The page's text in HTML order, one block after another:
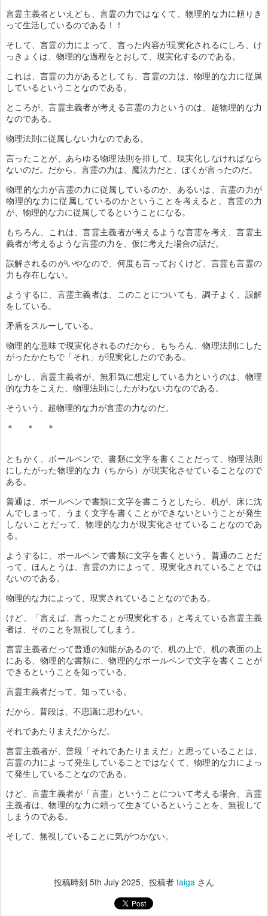
言霊主義者といえども、言霊の力ではなくて、物理的な力に頼りき
って生活しているのである！！
そして、言霊の力によって、言った内容が現実化されるにしろ、け
っきょくは、物理的な過程をとおして、現実化するのである。
これは、言霊の力があるとしても、言霊の力は、物理的な力に従属
しているということなのである。
ところが、言霊主義者が考える言霊の力というのは、超物理的な力
なのである。
物理法則に従属しない力なのである。
言ったことが、あらゆる物理法則を排して、現実化しなければなら
ないのだ。だから、言霊の力は、魔法力だと、ぼくが言ったのだ。
物理的な力が言霊の力に従属しているのか、あるいは、言霊の力が
物理的な力に従属しているのかということを考えると、言霊の力
が、物理的な力に従属してるということになる。
もちろん、これは、言霊主義者が考えるような言霊を考え、言霊主
義者が考えるような言霊の力を、仮に考えた場合の話だ。
誤解されるのがいやなので、何度も言っておくけど、言霊も言霊の
力も存在しない。
ようするに、言霊主義者は、このことについても、調子よく、誤解
をしている。
矛盾をスルーしている。
物理的な意味で現実化されるのだから、もちろん、物理法則にした
がったかたちで「それ」が現実化したのである。
しかし、言霊主義者が、無邪気に想定している力というのは、物理
的な力をこえた、物理法則にしたがわない力なのである。
そういう、超物理的な力が言霊の力なのだ。
＊ ＊ ＊
ともかく、ボールペンで、書類に文字を書くことだって、物理法則
にしたがった物理的な力（ちから）が現実化させていることなので
ある。
普通は、ボールペンで書類に文字を書こうとしたら、机が、床に沈
んでしまって、うまく文字を書くことができないということが発生
しないことだって、物理的な力が現実化させていることなのであ
る。
ようするに、ボールペンで書類に文字を書くという、普通のことだ
って、ほんとうは、言霊の力によって、現実化されていることでは
ないのである。
物理的な力によって、現実されていることなのである。
けど、「言えば、言ったことが現実化する」と考えている言霊主義
者は、そのことを無視してしまう。
言霊主義者だって普通の知能があるので、机の上で、机の表面の上
にある、物理的な書類に、物理的なボールペンで文字を書くことが
できるということを知っている。
言霊主義者だって、知っている。
だから、普段は、不思議に思わない。
それであたりまえだからだ。
言霊主義者が、普段「それであたりまえだ」と思っていることは、
言霊の力によって発生していることではなくて、物理的な力によっ
て発生していることなのである。
けど、言霊主義者が「言霊」ということについて考える場合、言霊
主義者は、物理的な力に頼って生きているということを、無視して
しまうのである。
そして、無視していることに気がつかない。
投稿時刻 5th July 2025、投稿者 taiga さん